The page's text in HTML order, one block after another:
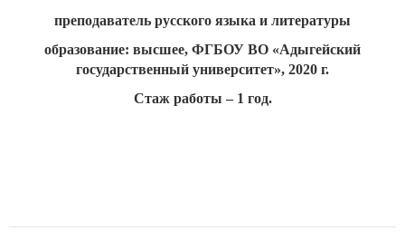
преподаватель русского языка и литературы
образование: высшее, ФГБОУ ВО «Адыгейский
государственный университет», 2020 г.
Стаж работы – 1 год.